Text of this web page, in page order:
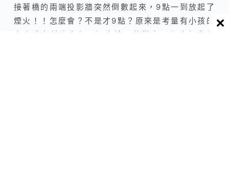
接著橋的兩端投影牆突然倒數起來，9點一到放起了
煙火！！怎麼會？不是才9點？原來是考量有小孩的